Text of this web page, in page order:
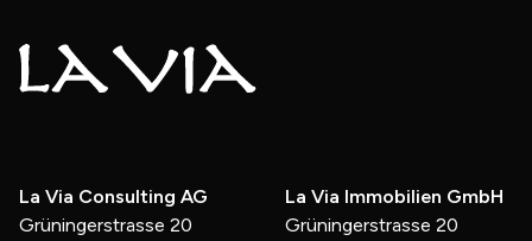
La Via Consulting AG
Grüningerstrasse 20
La Via Immobilien GmbH
Grüningerstrasse 20